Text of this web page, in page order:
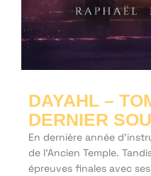
DAYAHL –
DERNIER
En dernière année
de l'Ancien Temple.
épreuves finales avec